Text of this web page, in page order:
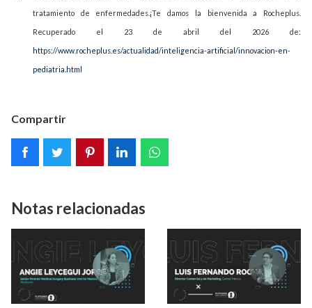
tratamiento de enfermedades.¡Te damos la bienvenida a Rocheplus.
Recuperado el 23 de abril del 2026 de:
https://www.rocheplus.es/actualidad/inteligencia-artificial/innovacion-en-
pediatria.html
Compartir
Notas relacionadas